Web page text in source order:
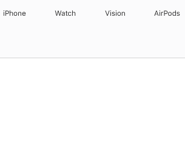
iPhone Watch Vision AirPods